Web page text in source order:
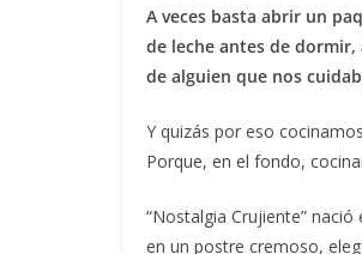
A veces basta abrir un
de leche antes de dormir,
de alguien que nos
Y quizás por eso
Porque, en el fondo,
“Nostalgia Crujiente”
en un postre cremoso,